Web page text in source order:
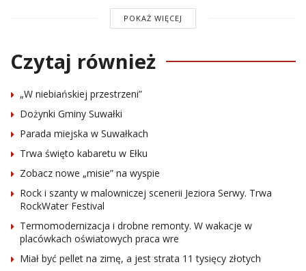
POKAŻ WIĘCEJ
Czytaj również
„W niebiańskiej przestrzeni”
Dożynki Gminy Suwałki
Parada miejska w Suwałkach
Trwa święto kabaretu w Ełku
Zobacz nowe „misie” na wyspie
Rock i szanty w malowniczej scenerii Jeziora Serwy. Trwa
RockWater Festival
Termomodernizacja i drobne remonty. W wakacje w
placówkach oświatowych praca wre
Miał być pellet na zimę, a jest strata 11 tysięcy złotych